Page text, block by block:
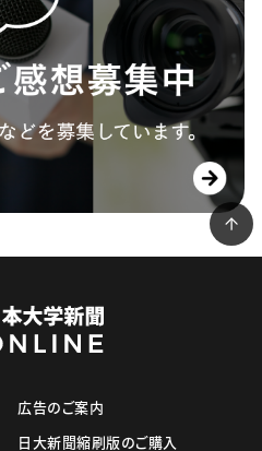
広告のご案内
日大新聞縮刷版のご購入